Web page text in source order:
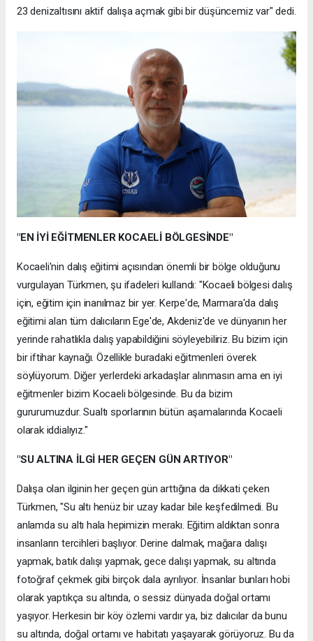
23 denizaltısını aktif dalışa açmak gibi bir düşüncemiz var" dedi.
"EN İYİ EĞİTMENLER KOCAELİ BÖLGESİNDE"
Kocaeli'nin dalış eğitimi açısından önemli bir bölge olduğunu
vurgulayan Türkmen, şu ifadeleri kullandı: "Kocaeli bölgesi dalış
için, eğitim için inanılmaz bir yer. Kerpe'de, Marmara'da dalış
eğitimi alan tüm dalıcıların Ege'de, Akdeniz'de ve dünyanın her
yerinde rahatlıkla dalış yapabildiğini söyleyebiliriz. Bu bizim için
bir iftihar kaynağı. Özellikle buradaki eğitmenleri överek
söylüyorum. Diğer yerlerdeki arkadaşlar alınmasın ama en iyi
eğitmenler bizim Kocaeli bölgesinde. Bu da bizim
gururumuzdur. Sualtı sporlarının bütün aşamalarında Kocaeli
olarak iddialıyız."
"SU ALTINA İLGİ HER GEÇEN GÜN ARTIYOR"
Dalışa olan ilginin her geçen gün arttığına da dikkati çeken
Türkmen, "Su altı henüz bir uzay kadar bile keşfedilmedi. Bu
anlamda su altı hala hepimizin merakı. Eğitim aldıktan sonra
insanların tercihleri başlıyor. Derine dalmak, mağara dalışı
yapmak, batık dalışı yapmak, gece dalışı yapmak, su altında
fotoğraf çekmek gibi birçok dala ayrılıyor. İnsanlar bunları hobi
olarak yaptıkça su altında, o sessiz dünyada doğal ortamı
yaşıyor. Herkesin bir köy özlemi vardır ya, biz dalıcılar da bunu
su altında, doğal ortamı ve habitatı yaşayarak görüyoruz. Bu da